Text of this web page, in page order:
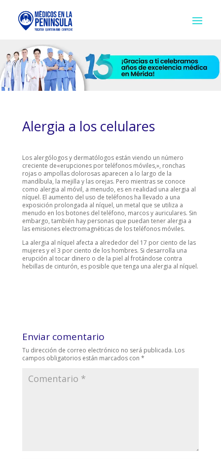
Alergia a los celulares
Los alergólogosy dermatólogos están viendo un número
creciente de«erupciones por teléfonos móviles,», ronchas
rojas o ampollas dolorosas aparecen a lo largo de la
mandíbula, la mejilla ylas orejas. Pero mientras se conoce
como alergia al móvil, a menudo, es en realidad una alergia al
níquel. El aumento del uso de teléfonos ha llevado a una
exposición prolongada al níquel, un metal que se utiliza a
menudo en los botones del teléfono, marcosy auriculares. Sin
embargo, también hay personas que puedan tener alergia a
las emisiones electromagnéticas de los teléfonos móviles.
La alergia al níquel afecta a alrededor del 17 por ciento de las
mujeres y el 3 por ciento de los hombres. Si desarrolla una
erupción al tocar dinero o de la piel al frotándose contra
hebillas de cinturón, es posible que tenga una alergia al níquel.
Enviar comentario
Tu dirección de correo electrónico no será publicada. Los
campos obligatorios están marcados con *